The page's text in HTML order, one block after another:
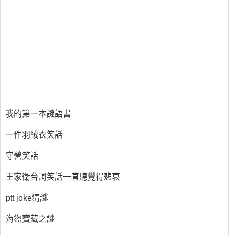
我的第一本謎語書
一件羽絨衣笑話
守營笑話
王家衛台詞笑話一直聽覺得悲哀
ptt joke猜謎
海盜寶藏之謎